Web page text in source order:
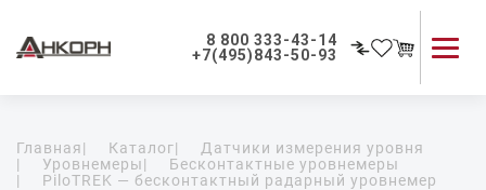
8 800 333-43-14
+7(495)843-50-93
Применение приборов
Как мы работаем
Главная| Каталог|
Датчики измерения уровня
|
Уровнемеры|
Бесконтактные уровнемеры
|
PiloTREK — бесконтактный радарный уровнемер